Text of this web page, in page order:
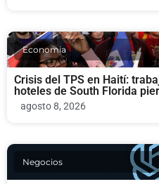
Economia
Crisis del TPS en Haití:
hoteles de South Florida
agosto 8, 2026
Negocios